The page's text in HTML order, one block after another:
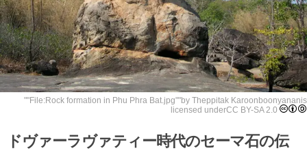
""File:Rock formation in Phu Phra Bat.jpg""by Theppitak Karoonboonyananis
licensed underCC BY-SA 2.0
ドヴァーラヴァティー時代のセーマ石の伝